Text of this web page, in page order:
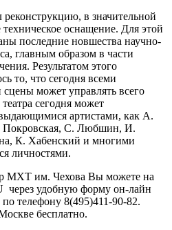
в значительной
оснащение. Для этой
последние новшества научно-
главным образом в части
Результатом этого
то, что сегодня всеми
может управлять всего
сегодня может
артистами, как А.
Покровская, С. Любшин, И.
К. Хабенский и многими
личностями.
МХТ им. Чехова Вы можете на
через удобную форму он-лайн
телефону 8(495)411-90-82.
бесплатно.